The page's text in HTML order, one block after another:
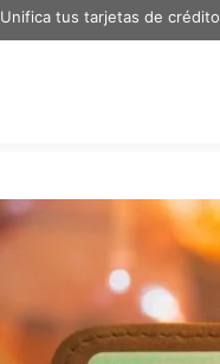
Unifica tus tarjetas de